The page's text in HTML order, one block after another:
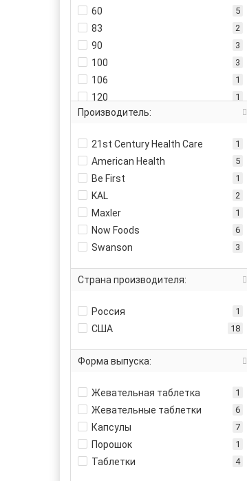
60 5
83 2
90 3
100 3
106 1
120 1
300
Производитель:
21st Century Health Care 1
American Health 5
Be First 1
KAL 2
Maxler 1
Now Foods 6
Swanson 3
Страна производителя:
Россия 1
США 18
Форма выпуска:
Жевательная таблетка 1
Жевательные таблетки 6
Капсулы 7
Порошок 1
Таблетки 4